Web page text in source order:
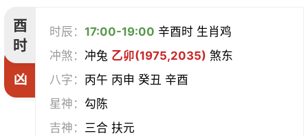
酉
时
凶
时辰：17:00-19:00 辛酉时 生肖鸡
冲煞：冲兔 乙卯(1975,2035) 煞东
八字： 丙午 丙申 癸丑 辛酉
星神： 勾陈
吉神： 三合 扶元